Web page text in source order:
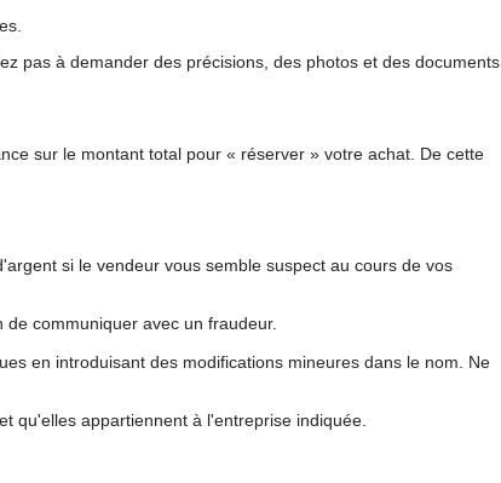
pas à demander des précisions, des photos et des documents
sur le montant total pour « réserver » votre achat. De cette
si le vendeur vous semble suspect au cours de vos
communiquer avec un fraudeur.
en introduisant des modifications mineures dans le nom. Ne
qu'elles appartiennent à l'entreprise indiquée.